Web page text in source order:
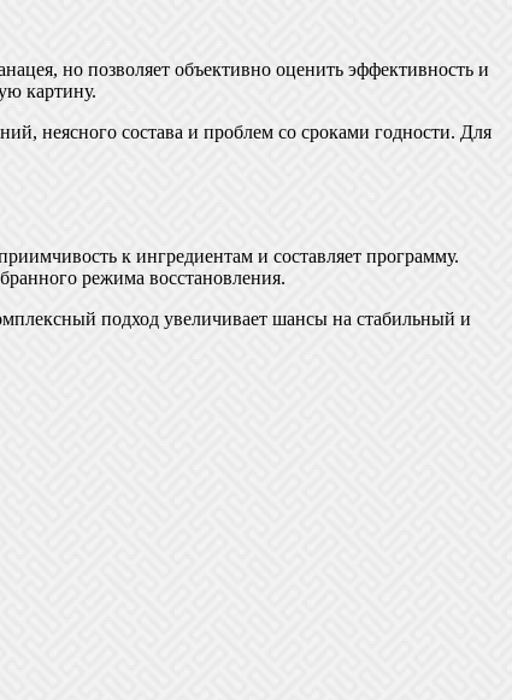
но позволяет объективно оценить эффективность и
картину.
неясного состава и проблем со сроками годности. Для
к ингредиентам и составляет программу.
режима восстановления.
подход увеличивает шансы на стабильный и